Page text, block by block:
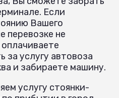
Если
Вашего
перевозке не
за услугу автовоза
и забираете машину.
услугу стоянки-